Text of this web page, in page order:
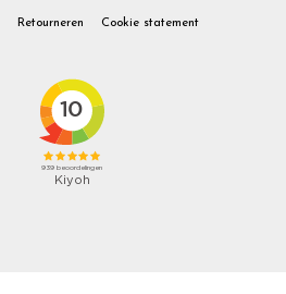
Retourneren Cookie statement